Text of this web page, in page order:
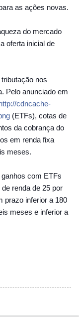
as ações novas.
do mercado
oferta inicial de
nos
Pelo anunciado em
cdncache-
(ETFs), cotas de
da cobrança do
em renda fixa
meses.
com ETFs
renda de 25 por
prazo inferior a 180
meses e inferior a